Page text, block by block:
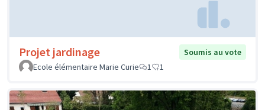
Projet jardinage
Soumis au vote
Ecole élémentaire Marie Curie
1 1